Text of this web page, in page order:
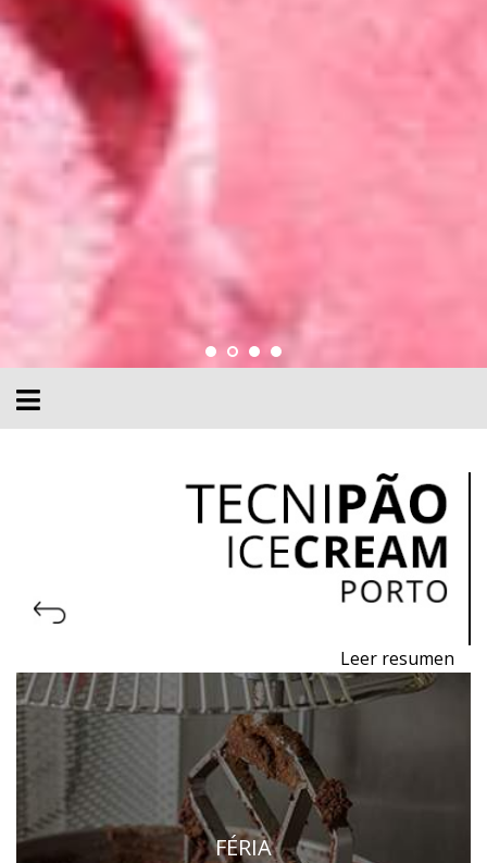
Leer resumen
10a Feria profesional de maquinaria, equipos y
materias primas para pastelería, panadería,
heladería y chocolate.
7 al 9 de febrero de 2028 - EXPONOR - Porto
viernes a lunes - 10h / 19h
FÉRIA